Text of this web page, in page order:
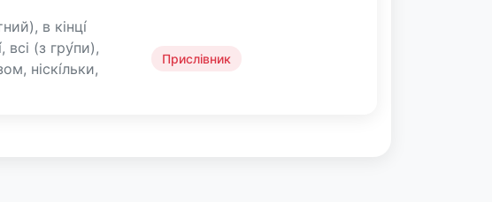
в кінці́
всі (з гру́пи),
ніскі́льки,
Прислівник